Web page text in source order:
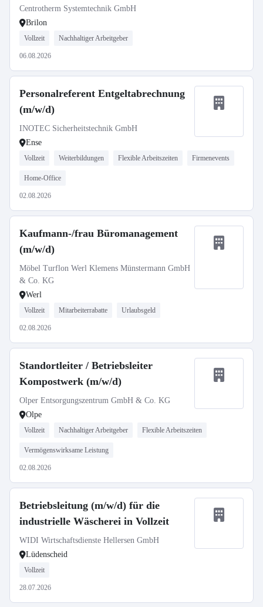
Centrotherm Systemtechnik GmbH
Brilon
Vollzeit Nachhaltiger Arbeitgeber
06.08.2026
Personalreferent Entgeltabrechnung
(m/w/d)
INOTEC Sicherheitstechnik GmbH
Ense
Vollzeit Weiterbildungen Flexible Arbeitszeiten Firmenevents
Home-Office
02.08.2026
Kaufmann-/frau Büromanagement
(m/w/d)
Möbel Turflon Werl Klemens Münstermann GmbH
& Co. KG
Werl
Vollzeit Mitarbeiterrabatte Urlaubsgeld
02.08.2026
Standortleiter / Betriebsleiter
Kompostwerk (m/w/d)
Olper Entsorgungszentrum GmbH & Co. KG
Olpe
Vollzeit Nachhaltiger Arbeitgeber Flexible Arbeitszeiten
Vermögenswirksame Leistung
02.08.2026
Betriebsleitung (m/w/d) für die
industrielle Wäscherei in Vollzeit
WIDI Wirtschaftsdienste Hellersen GmbH
Lüdenscheid
Vollzeit
28.07.2026